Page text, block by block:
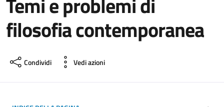
filosofia contemporanea
Condividi Vedi azioni